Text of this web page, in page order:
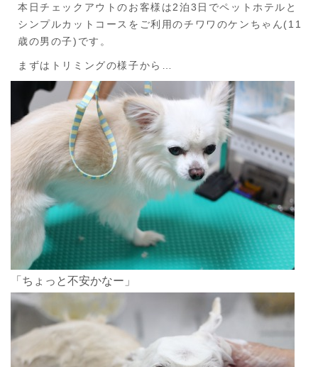
本日チェックアウトのお客様は2泊3日でペットホテルと
シンプルカットコースをご利用のチワワのケンちゃん(11
歳の男の子)です。
まずはトリミングの様子から…
「ちょっと不安かなー」